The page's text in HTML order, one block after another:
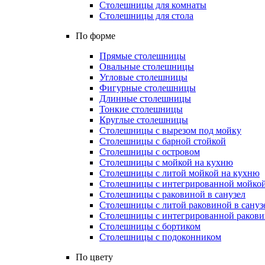
Столешницы для комнаты
Столешницы для стола
По форме
Прямые столешницы
Овальные столешницы
Угловые столешницы
Фигурные столешницы
Длинные столешницы
Тонкие столешницы
Круглые столешницы
Столешницы с вырезом под мойку
Столешницы с барной стойкой
Столешницы с островом
Столешницы с мойкой на кухню
Столешницы с литой мойкой на кухню
Столешницы с интегрированной
Столешницы с раковиной в санузел
Столешницы с литой раковиной в
Столешницы с интегрированной
Столешницы с бортиком
Столешницы с подоконником
По цвету